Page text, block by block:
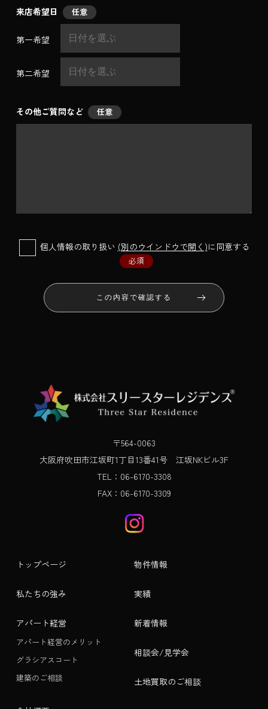
来店希望日 任意
第一希望
第二希望
その他ご質問など 任意
個人情報の取り扱い (別のウインドウで開く)に同意する
必須
〒564-0063
大阪府吹田市江坂町1丁目13番41号 江坂NKビル3F
TEL：06-6170-3308
FAX：06-6170-3309
トップページ
私たちの強み
アパート経営
アパート経営のメリット
グラシアスコート
建築のご相談
物件情報
実績
新着情報
相談会/見学会
土地買取のご相談